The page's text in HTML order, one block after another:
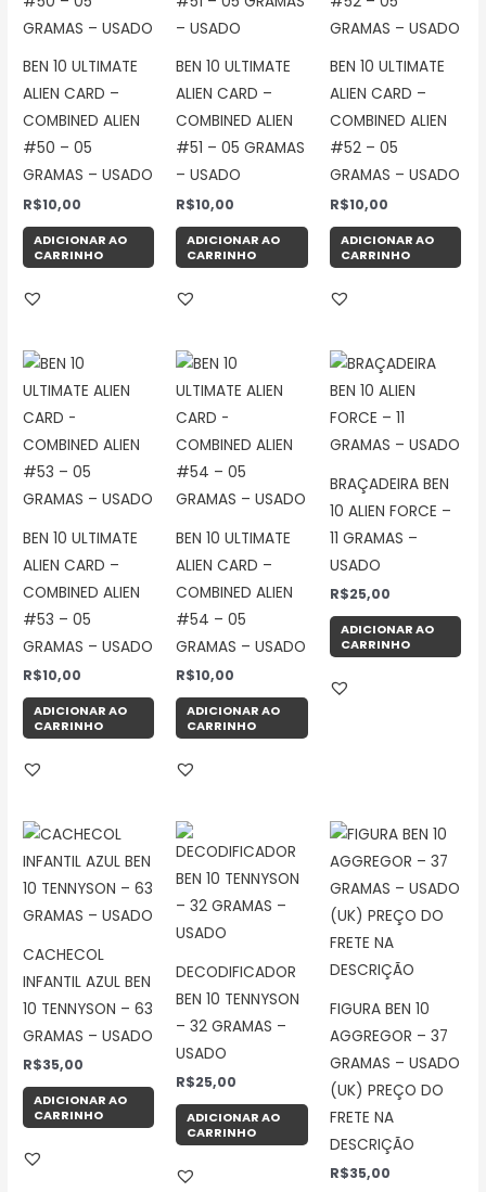
BEN 10 ULTIMATE
ALIEN CARD –
COMBINED ALIEN
#50 – 05
GRAMAS – USADO
R$10,00
ADICIONAR AO
CARRINHO
BEN 10 ULTIMATE
ALIEN CARD –
COMBINED ALIEN
#51 – 05 GRAMAS
– USADO
R$10,00
ADICIONAR AO
CARRINHO
BEN 10 ULTIMATE
ALIEN CARD –
COMBINED ALIEN
#52 – 05
GRAMAS – USADO
R$10,00
ADICIONAR AO
CARRINHO
BEN 10 ULTIMATE
ALIEN CARD –
COMBINED ALIEN
#53 – 05
GRAMAS – USADO
R$10,00
ADICIONAR AO
CARRINHO
BEN 10 ULTIMATE
ALIEN CARD –
COMBINED ALIEN
#54 – 05
GRAMAS – USADO
R$10,00
ADICIONAR AO
CARRINHO
BRAÇADEIRA BEN
10 ALIEN FORCE –
11 GRAMAS –
USADO
R$25,00
ADICIONAR AO
CARRINHO
CACHECOL
INFANTIL AZUL BEN
10 TENNYSON – 63
GRAMAS – USADO
R$35,00
ADICIONAR AO
CARRINHO
DECODIFICADOR
BEN 10 TENNYSON
– 32 GRAMAS –
USADO
R$25,00
ADICIONAR AO
CARRINHO
FIGURA BEN 10
AGGREGOR – 37
GRAMAS – USADO
(UK) PREÇO DO
FRETE NA
DESCRIÇÃO
R$35,00